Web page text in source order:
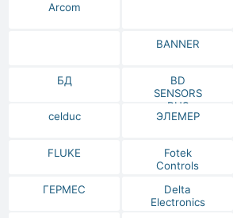
Arcom
BANNER
БД
BD
SENSORS
RUS
celduc
ЭЛЕМЕР
FLUKE
Fotek
Controls
ГЕРМЕС
Delta
Electronics